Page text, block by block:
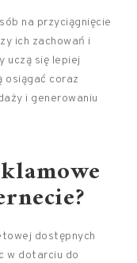
na przyciągnięcie
ich zachowań i
uczą się lepiej
osiągać coraz
i generowaniu
dostępnych
w dotarciu do